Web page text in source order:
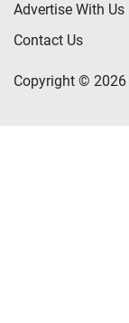
Advertise With Us
Contact Us
Copyright © 2026